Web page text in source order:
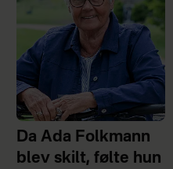
Da Ada Folkmann
blev skilt, følte hun